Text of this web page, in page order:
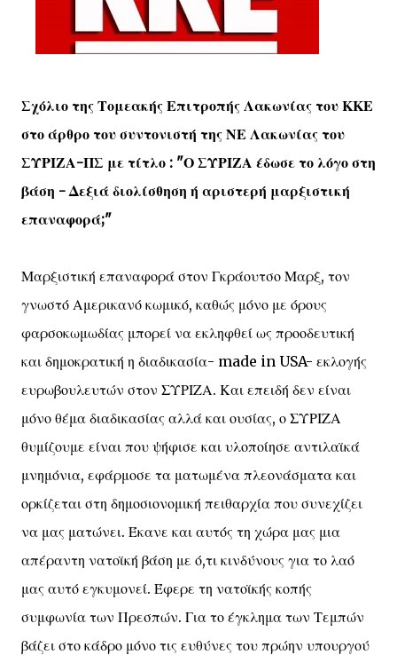
Σχόλιο της Τομεακής Επιτροπής Λακωνίας του ΚΚΕ
στο άρθρο του συντονιστή της ΝΕ Λακωνίας του
ΣΥΡΙΖΑ-ΠΣ με τίτλο : "Ο ΣΥΡΙΖΑ έδωσε το λόγο στη
βάση - Δεξιά διολίσθηση ή αριστερή μαρξιστική
επαναφορά;"
Μαρξιστική επαναφορά στον Γκράουτσο Μαρξ, τον
γνωστό Αμερικανό κωμικό, καθώς μόνο με όρους
φαρσοκωμωδίας μπορεί να εκληφθεί ως προοδευτική
και δημοκρατική η διαδικασία- made in USA- εκλογής
ευρωβουλευτών στον ΣΥΡΙΖΑ. Και επειδή δεν είναι
μόνο θέμα διαδικασίας αλλά και ουσίας, ο ΣΥΡΙΖΑ
θυμίζουμε είναι που ψήφισε και υλοποίησε αντιλαϊκά
μνημόνια, εφάρμοσε τα ματωμένα πλεονάσματα και
ορκίζεται στη δημοσιονομική πειθαρχία που συνεχίζει
να μας ματώνει. Έκανε και αυτός τη χώρα μας μια
απέραντη νατοϊκή βάση με ό,τι κινδύνους για το λαό
μας αυτό εγκυμονεί. Έφερε τη νατοϊκής κοπής
συμφωνία των Πρεσπών. Για το έγκλημα των Τεμπών
βάζει στο κάδρο μόνο τις ευθύνες του πρώην υπουργού